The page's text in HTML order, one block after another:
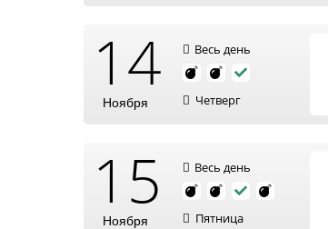
14
Ноября
Весь день
Четверг
15
Ноября
Весь день
Пятница